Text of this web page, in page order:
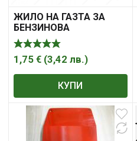
ЖИЛО НА ГАЗТА ЗА
БЕНЗИНОВА
МОТОФРЕЗА 7HP
1,75 € (3,42 лв.)
КУПИ